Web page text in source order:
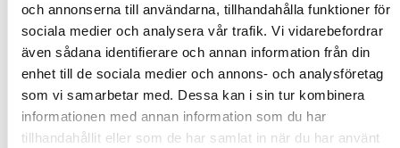
och annonserna till användarna, tillhandahålla funktioner för
sociala medier och analysera vår trafik. Vi vidarebefordrar
även sådana identifierare och annan information från din
enhet till de sociala medier och annons- och analysföretag
som vi samarbetar med. Dessa kan i sin tur kombinera
informationen med annan information som du har
tillhandahållit eller som de har samlat in när du har använt
Shimano
sedan dom startade företaget 1921 i Osaka Japan har dom varit